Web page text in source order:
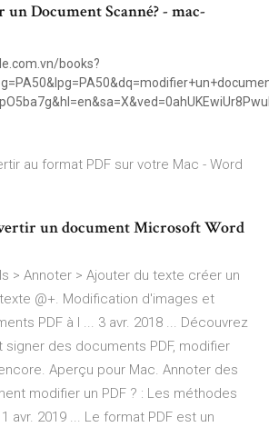
Document Scanné? - mac-
books?
au format PDF sur votre Mac - Word
un document Microsoft Word
> Annoter > Ajouter du texte créer un
@+. Modification d'images et
PDF à l ... 3 avr. 2018 ... Découvrez
des documents PDF, modifier
Aperçu pour Mac. Annoter des
modifier un PDF ? : Les méthodes
avr. 2019 ... Le format PDF est un